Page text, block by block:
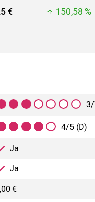
€ 150,58 %
4/5 (D)
Ja
Ja
€